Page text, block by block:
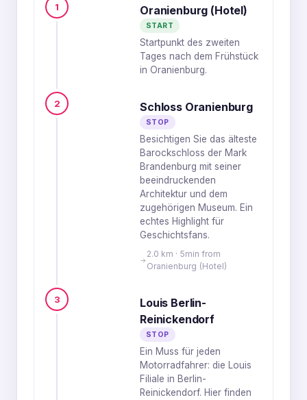
1 Oranienburg (Hotel)
START
Startpunkt des zweiten
Tages nach dem Frühstück
in Oranienburg.
2 Schloss Oranienburg
STOP
Besichtigen Sie das älteste
Barockschloss der Mark
Brandenburg mit seiner
beeindruckenden
Architektur und dem
zugehörigen Museum. Ein
echtes Highlight für
Geschichtsfans.
2.0 km · 5min from
Oranienburg (Hotel)
3
Louis Berlin-
Reinickendorf
STOP
Ein Muss für jeden
Motorradfahrer: die Louis
Filiale in Berlin-
Reinickendorf. Hier finden